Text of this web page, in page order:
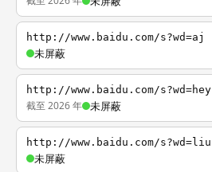
http://www.baidu.com/s?wd=aj
未屏蔽
http://www.baidu.com/s?wd=hey
截至 2026 年 未屏蔽
http://www.baidu.com/s?wd=liu
未屏蔽